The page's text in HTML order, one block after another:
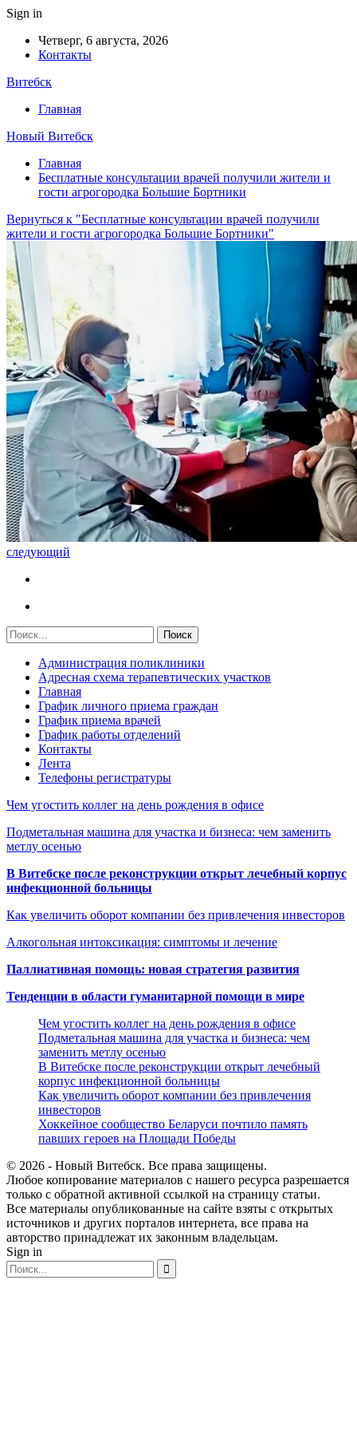
Sign in
Четверг, 6 августа, 2026
Контакты
Витебск
Главная
Новый Витебск
Главная
Бесплатные консультации врачей получили жители и
гости агрогородка Большие Бортники
Вернуться к "Бесплатные консультации врачей получили
жители и гости агрогородка Большие Бортники"
следующий
Администрация поликлиники
Адресная схема терапевтических участков
Главная
График личного приема граждан
График приема врачей
График работы отделений
Контакты
Лента
Телефоны регистратуры
Чем угостить коллег на день рождения в офисе
Подметальная машина для участка и бизнеса: чем заменить
метлу осенью
В Витебске после реконструкции открыт лечебный корпус
инфекционной больницы
Как увеличить оборот компании без привлечения инвесторов
Алкогольная интоксикация: симптомы и лечение
Паллиативная помощь: новая стратегия развития
Тенденции в области гуманитарной помощи в мире
Чем угостить коллег на день рождения в офисе
Подметальная машина для участка и бизнеса: чем
заменить метлу осенью
В Витебске после реконструкции открыт лечебный
корпус инфекционной больницы
Как увеличить оборот компании без привлечения
инвесторов
Хоккейное сообщество Беларуси почтило память
павших героев на Площади Победы
© 2026 - Новый Витебск. Все права защищены.
Любое копирование материалов с нашего ресурса разрешается
только с обратной активной ссылкой на страницу статьи.
Все материалы опубликованные на сайте взяты с открытых
источников и других порталов интернета, все права на
авторство принадлежат их законным владельцам.
Sign in